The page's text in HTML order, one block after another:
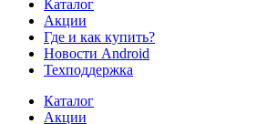
Каталог
Акции
Где и как купить?
Новости Android
Техподдержка
Каталог
Акции